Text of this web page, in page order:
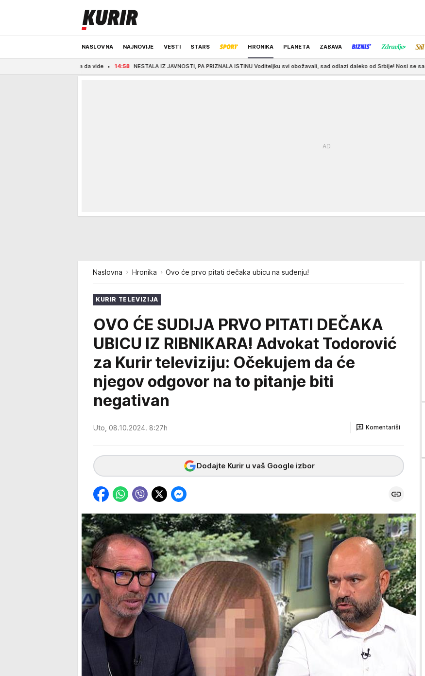
NASLOVNA NAJNOVIJE VESTI STARS HRONIKA PLANETA ZABAVA
ODRŽIVA BUDUĆNOST REGION NEWS IZBOR UREDNIKA
NESTALA IZ JAVNOSTI, PA PRIZNALA ISTINU Voditeljku svi obožavali, sad odlazi daleko od Srbije! Nosi se sa pritiscima jer nije majka
Naslovna Hronika Ovo će prvo pitati dečaka ubicu na suđenju!
KURIR TELEVIZIJA
OVO ĆE SUDIJA PRVO PITATI DEČAKA
UBICU IZ RIBNIKARA! Advokat Todorović
za Kurir televiziju: Očekujem da će
njegov odgovor na to pitanje biti
negativan
Uto, 08.10.2024. 8:27h Komentariši
Dodajte Kurir u vaš Google izbor